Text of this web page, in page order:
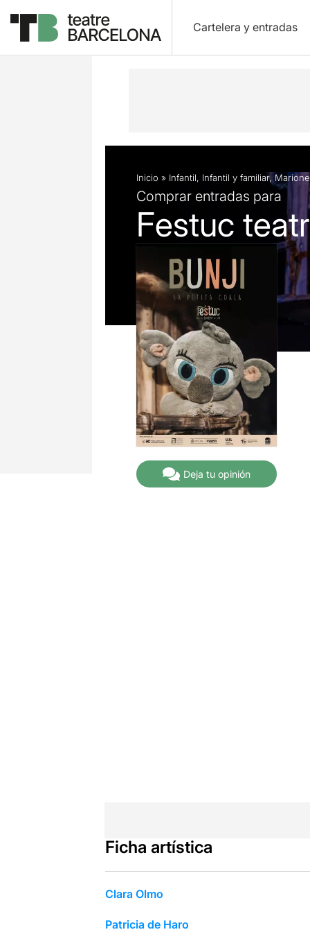
Cartelera y entradas
Descripción Ficha artística
Inicio » Infantil, Infantil y familiar,
Comprar entradas para
Festuc
Deja tu opinión
Ficha artística
Clara Olmo
Patricia de Haro